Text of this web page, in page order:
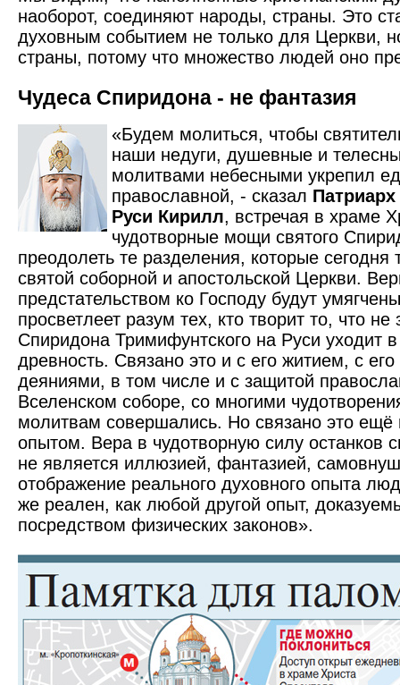
наоборот, соединяют народы, страны. Это
духовным событием не только для Церкви,
страны, потому что множество людей оно
Чудеса Спиридона - не фантазия
«Будем молиться, чтобы
наши недуги, душевные и
молитвами небесными укрепил
православной, - сказал
Руси Кирилл, встречая в храме
чудотворные мощи святого
преодолеть те разделения, которые сегодня
святой соборной и апостольской Церкви.
предстательст­вом ко Господу будут
просветлеет разум тех, кто творит то, что не
Спиридона Тримифунтского на Руси уходит
древность. Связано это и с его житием, с
деяниями, в том числе и с защитой
Вселенском соборе, со многими
молитвам совершались. Но связано это
опытом. Вера в чудотворную силу останков
не является иллюзией, фантазией,
отображение реального духовного опыта
же реален, как любой другой опыт,
посредством физических законов».